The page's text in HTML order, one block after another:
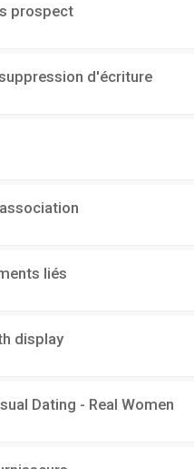
prospect
d'écriture
liés
display
Dating - Real Women